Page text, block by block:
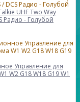
UHF Two Way
Радио - Голубой
Управление для
W2 G18 W18 G19 W1